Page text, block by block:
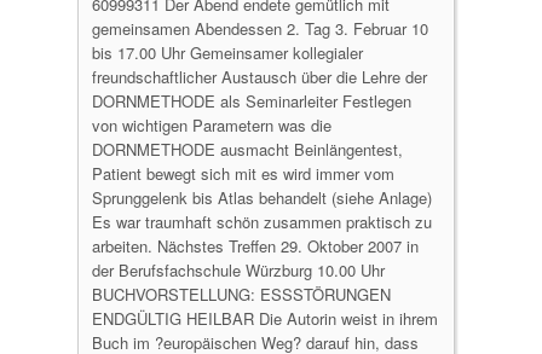
gemeinsamen Abendessen 2. Tag 3. Februar 10
bis 17.00 Uhr Gemeinsamer kollegialer
freundschaftlicher Austausch über die Lehre der
DORNMETHODE als Seminarleiter Festlegen
von wichtigen Parametern was die
DORNMETHODE ausmacht Beinlängentest,
Patient bewegt sich mit es wird immer vom
Sprunggelenk bis Atlas behandelt (siehe Anlage)
Es war traumhaft schön zusammen praktisch zu
arbeiten. Nächstes Treffen 29. Oktober 2007 in
der Berufsfachschule Würzburg 10.00 Uhr
BUCHVORSTELLUNG: ESSSTÖRUNGEN
ENDGÜLTIG HEILBAR Die Autorin weist in ihrem
Buch im ?europäischen Weg? darauf hin, dass